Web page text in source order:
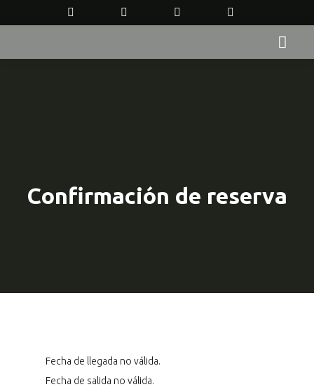
Confirmación de reserva
Fecha de llegada no válida.
Fecha de salida no válida.